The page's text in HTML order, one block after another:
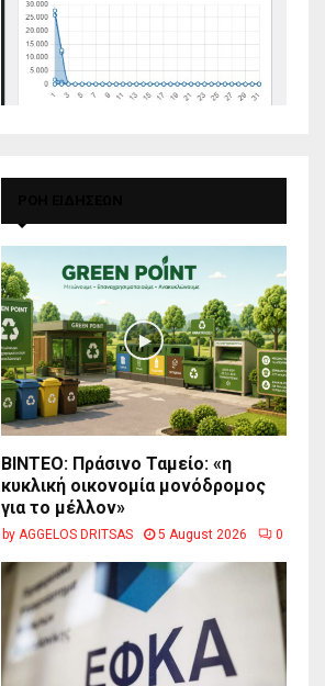
BINTEO: Πράσινο Ταμείο: «η
κυκλική οικονομία μονόδρομος
για το μέλλον»
by AGGELOS DRITSAS 5 August 2026 0